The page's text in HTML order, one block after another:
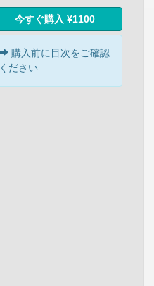
今すぐ購入 ¥1100
購入前に目次をご確認
ください